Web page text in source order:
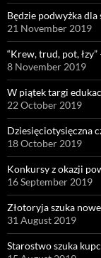
Będzie podwyżka dla
21 November 2019
“Krew, trud, pot, łzy”
8 November 2019
W piątek targi
22 October 2019
Dziesięciotysięczna
18 October 2019
Konkursy z okazji
16 September 2019
Złotoryja szuka
31 August 2019
Starostwo szuka